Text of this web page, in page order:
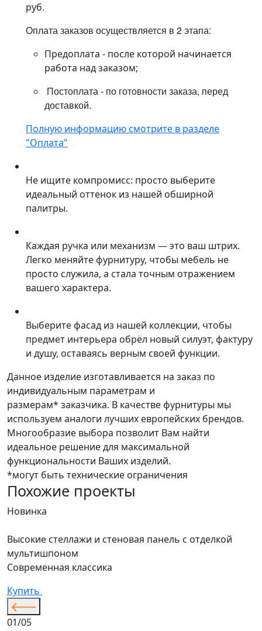
руб.
Оплата заказов осуществляется в 2 этапа:
Предоплата - после которой начинается
работа над заказом;
Постоплата - по готовности заказа, перед
доставкой.
Полную информацию смотрите в разделе
"Оплата"
Не ищите компромисс: просто выберите
идеальный оттенок из нашей обширной
палитры.
Каждая ручка или механизм — это ваш штрих.
Легко меняйте фурнитуру, чтобы мебель не
просто служила, а стала точным отражением
вашего характера.
Выберите фасад из нашей коллекции, чтобы
предмет интерьера обрёл новый силуэт, фактуру
и душу, оставаясь верным своей функции.
Данное изделие изготавливается на заказ по
индивидуальным параметрам и
размерам* заказчика. В качестве фурнитуры мы
используем аналоги лучших европейских брендов.
Многообразие выбора позволит Вам найти
идеальное решение для максимальной
функциональности Ваших изделий.
*могут быть технические ограничения
Похожие проекты
Новинка
Высокие стеллажи и стеновая панель с отделкой
мультишпоном
Современная классика
Купить
01/05